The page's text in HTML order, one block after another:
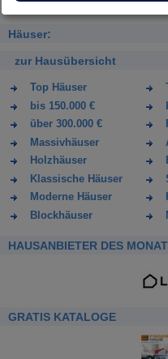
Häuser:
zur Hausübersicht
Top Häuser
bis 150.000 €
über 300.000 €
Massivhäuser
Holzhäuser
Klassische Häuser
Moderne Häuser
Blockhäuser
HAUSANBIETER DES
GRATIS KATALOGE